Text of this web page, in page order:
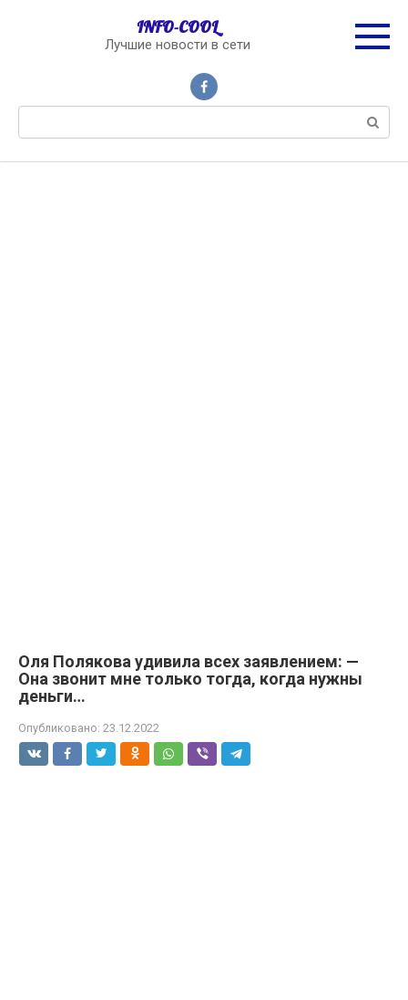
INFO-COOL
Лучшие новости в сети
Оля Полякова удивила всех заявлением: —
Она звонит мне только тогда, когда нужны
деньги…
Опубликовано: 23.12.2022